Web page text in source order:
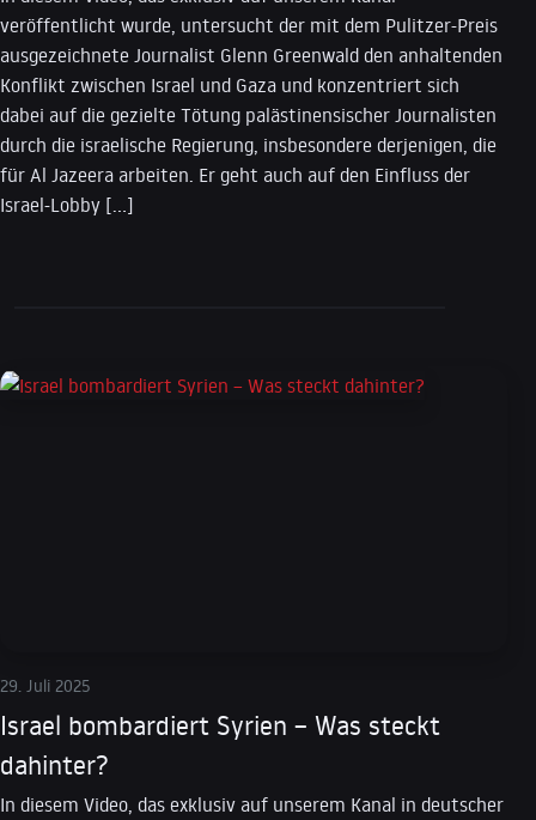
veröffentlicht wurde, untersucht der mit dem Pulitzer-Preis
ausgezeichnete Journalist Glenn Greenwald den anhaltenden
Konflikt zwischen Israel und Gaza und konzentriert sich
dabei auf die gezielte Tötung palästinensischer Journalisten
durch die israelische Regierung, insbesondere derjenigen, die
für Al Jazeera arbeiten. Er geht auch auf den Einfluss der
Israel-Lobby […]
29. Juli 2025
Israel bombardiert Syrien – Was steckt
dahinter?
In diesem Video, das exklusiv auf unserem Kanal in deutscher